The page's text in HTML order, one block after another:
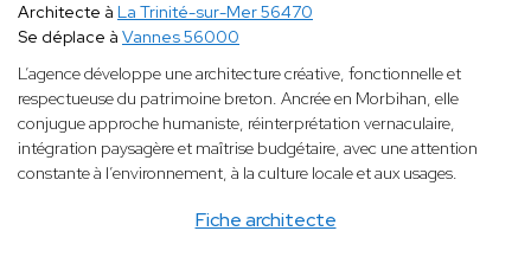
Fiche architecte
Architecte à La Trinité-sur-Mer 56470
Se déplace à Vannes 56000
L’agence développe une architecture créative, fonctionnelle et
respectueuse du patrimoine breton. Ancrée en Morbihan, elle
conjugue approche humaniste, réinterprétation vernaculaire,
intégration paysagère et maîtrise budgétaire, avec une attention
constante à l’environnement, à la culture locale et aux usages.